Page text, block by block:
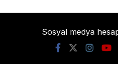
Sosyal medya